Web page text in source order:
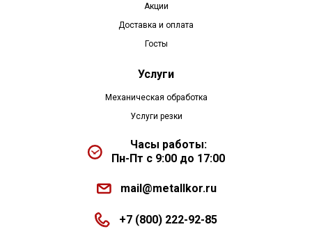
Акции
Доставка и оплата
Госты
Услуги
Механическая обработка
Услуги резки
Часы работы:
Пн-Пт с 9:00 до 17:00
mail@metallkor.ru
+7 (800) 222-92-85